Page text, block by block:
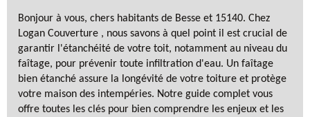
Bonjour à vous, chers habitants de Besse et 15140. Chez
Logan Couverture , nous savons à quel point il est crucial de
garantir l'étanchéité de votre toit, notamment au niveau du
faîtage, pour prévenir toute infiltration d'eau. Un faîtage
bien étanché assure la longévité de votre toiture et protège
votre maison des intempéries. Notre guide complet vous
offre toutes les clés pour bien comprendre les enjeux et les